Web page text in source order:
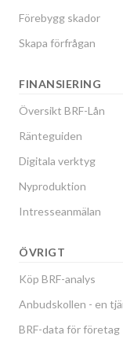
Förebygg skador
Skapa förfrågan
FINANSIERING
Översikt BRF-Lån
Ränteguiden
Digitala verktyg
Nyproduktion
Intresseanmälan
ÖVRIGT
Köp BRF-analys
Anbudskollen - en
BRF-data för företag